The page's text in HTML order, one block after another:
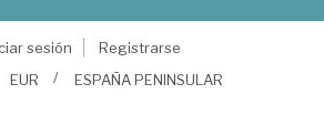
sesión
Registrarse
EUR ESPAÑA PENINSULAR